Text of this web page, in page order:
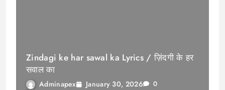
Zindagi ke har sawal ka Lyrics / ज़िंदगी के हर
सवाल का
Adminapex January 30, 2026 0